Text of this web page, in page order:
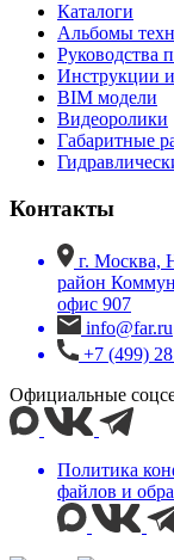
Каталоги
Альбомы
Руководства
Инструкции
BIM модели
Видеоролики
Габаритные
Контакты
г. Москва,
район
офис 907
info@far.ru
+7 (499)
Официальные
Политика
файлов и